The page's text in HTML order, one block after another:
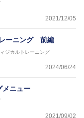
2021/12/05
ーニング 前編
ジカルトレーニング
2024/06/24
メニュー
2021/09/02